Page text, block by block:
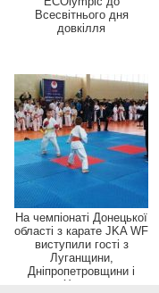
Всесвітнього дня
довкілля
На чемпіонаті Донецької
області з карате JKA WF
виступили гості з
Луганщини,
Дніпропетровщини і
Харк...